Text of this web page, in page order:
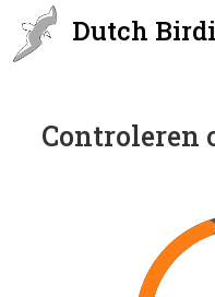
Dutch
Controleren